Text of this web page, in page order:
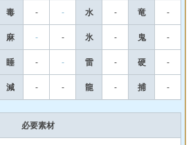
毒 - - 水 - 竜 -
麻 - - 氷 - 鬼 -
睡 - - 雷 - 硬 -
減 - - 龍 - 捕 -
必要素材